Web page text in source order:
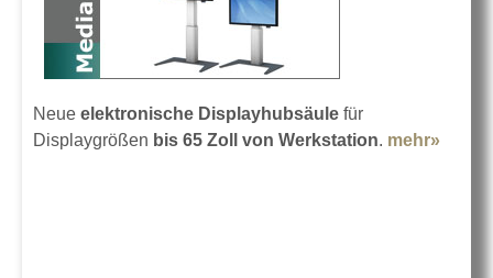
Neue elektronische Displayhubsäule für
Displaygrößen bis 65 Zoll von Werkstation. mehr»